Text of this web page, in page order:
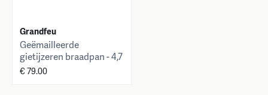
Grandfeu
Geëmailleerde
gietijzeren braadpan - 4,7
ltr.
€ 79.00